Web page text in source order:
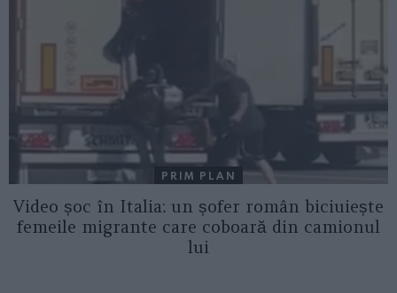
PRIM PLAN
Video șoc în Italia: un șofer român biciuiește
femeile migrante care coboară din camionul
lui